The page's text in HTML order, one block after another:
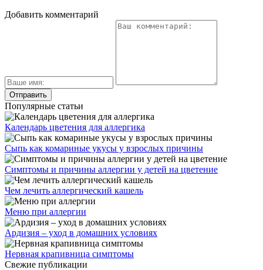
Добавить комментарий
Популярные статьи
Календарь цветения для аллергика
Сыпь как комариные укусы у взрослых причины
Симптомы и причины аллергии у детей на цветение
Чем лечить аллергический кашель
Меню при аллергии
Ардизия – уход в домашних условиях
Нервная крапивница симптомы
Свежие публикации